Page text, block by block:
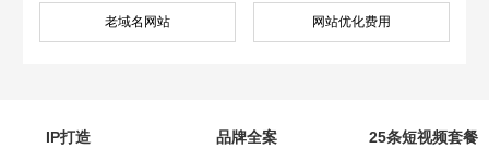
老域名网站 网站优化费用
IP打造 品牌全案 25条短视频套餐